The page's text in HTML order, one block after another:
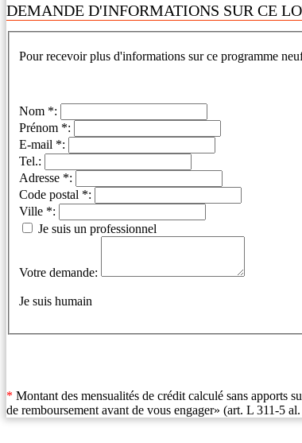
DEMANDE D'INFORMATIONS SUR CE
Pour recevoir plus d'informations sur ce programme
Nom *:
Prénom *:
E-mail *:
Tel.:
Adresse *:
Code postal *:
Ville *:
Je suis un professionnel
Votre demande:
Je suis humain
* Montant des mensualités de crédit calculé sans apports
de remboursement avant de vous engager» (art. L 311-5